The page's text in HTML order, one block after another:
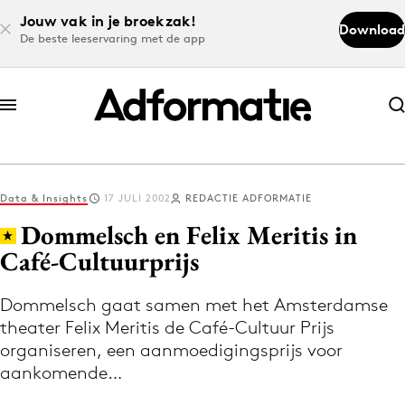
Jouw vak in je broekzak!
De beste leeservaring met de app
Download
Abonneer nu
Abonneer nu
Log in
Download de app
Volg het laatste nieuws via de Adformatie
Nieuws app
Data & Insights 17 JULI 2002 REDACTIE ADFORMATIE
Dommelsch en Felix Meritis in
Café-Cultuurprijs
Dommelsch gaat samen met het Amsterdamse
theater Felix Meritis de Café-Cultuur Prijs
organiseren, een aanmoedigingsprijs voor
aankomende…